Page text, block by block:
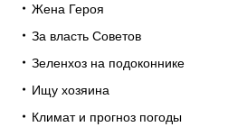
Жена Героя
За власть Советов
Зеленхоз на подоконнике
Ищу хозяина
Климат и прогноз погоды